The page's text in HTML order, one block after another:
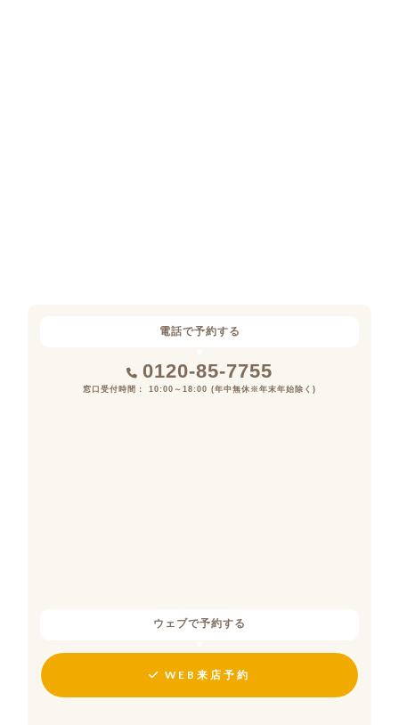
電話で予約する
0120-85-7755
窓口受付時間： 10:00～18:00 (年中無休※年末年始除く)
ウェブで予約する
WEB来店予約